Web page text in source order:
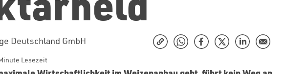
Deutschland GmbH
Lesezeit